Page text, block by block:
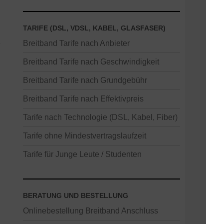
TARIFE (DSL, VDSL, KABEL, GLASFASER)
Breitband Tarife nach Anbieter
Breitband Tarife nach Geschwindigkeit
Breitband Tarife nach Grundgebühr
Breitband Tarife nach Effektivpreis
Tarife nach Technologie (DSL, Kabel, Fiber)
Tarife ohne Mindestvertragslaufzeit
Tarife für Junge Leute / Studenten
BERATUNG UND BESTELLUNG
Onlinebestellung Breitband Anschluss